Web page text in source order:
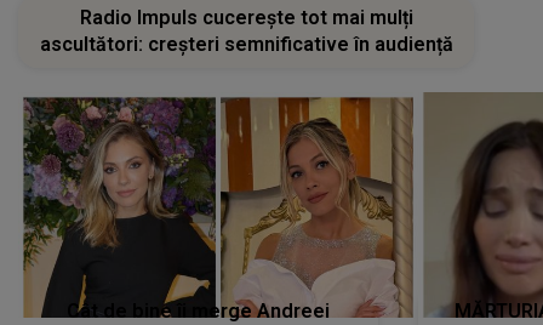
Radio Impuls cucerește tot mai mulți
ascultători: creșteri semnificative în audiență
Cât de bine îi merge Andreei